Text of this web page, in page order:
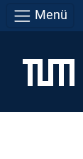
Menü